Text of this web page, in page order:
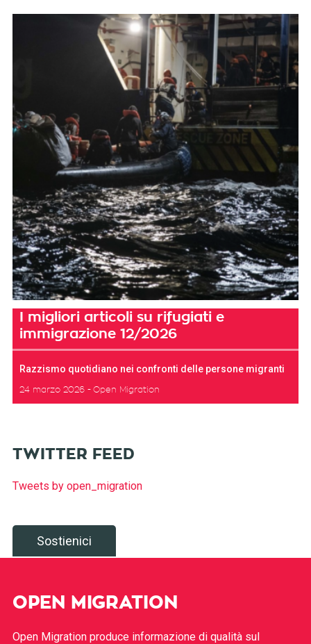
I migliori articoli su rifugiati e
immigrazione 12/2026
Razzismo quotidiano nei confronti delle persone migranti
24 marzo 2026 Open Migration
TWITTER FEED
Tweets by open_migration
Sostienici
OPEN MIGRATION
Open Migration produce informazione di qualità sul